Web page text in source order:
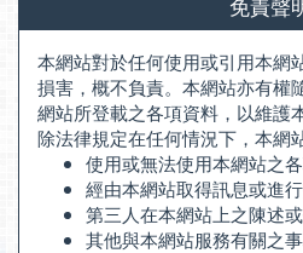
本網站對於任何使用或引用本網
損害，概不負責。本網站亦有權
網站所登載之各項資料，以維護
除法律規定在任何情況下，本網
使用或無法使用本網站之各
經由本網站取得訊息或進行
第三人在本網站上之陳述或
其他與本網站服務有關之事